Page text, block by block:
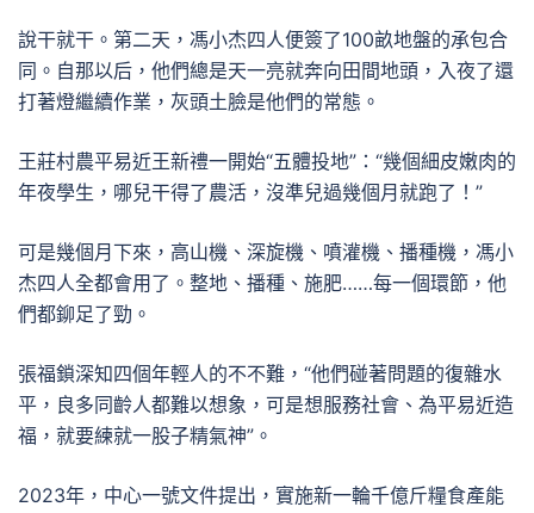
說干就干。第二天，馮小杰四人便簽了100畝地盤的承包合
同。自那以后，他們總是天一亮就奔向田間地頭，入夜了還
打著燈繼續作業，灰頭土臉是他們的常態。
王莊村農平易近王新禮一開始“五體投地”：“幾個細皮嫩肉的
年夜學生，哪兒干得了農活，沒準兒過幾個月就跑了！”
可是幾個月下來，高山機、深旋機、噴灌機、播種機，馮小
杰四人全都會用了。整地、播種、施肥……每一個環節，他
們都鉚足了勁。
張福鎖深知四個年輕人的不不難，“他們碰著問題的復雜水
平，良多同齡人都難以想象，可是想服務社會、為平易近造
福，就要練就一股子精氣神”。
2023年，中心一號文件提出，實施新一輪千億斤糧食產能